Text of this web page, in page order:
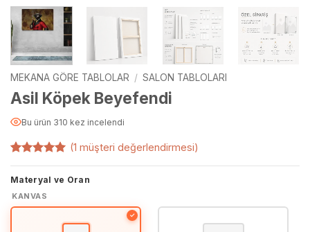
MEKANA GÖRE TABLOLAR / SALON TABLOLARI
Asil Köpek Beyefendi
Bu ürün 310 kez incelendi
1
müşteri
puanına
dayanarak
5 üzerinden
5puan aldı
(1 müşteri değerlendirmesi)
Materyal ve Oran
KANVAS
✓